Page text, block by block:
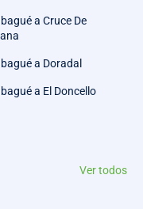
a Cruce De
a Doradal
a El Doncello
Ver todos